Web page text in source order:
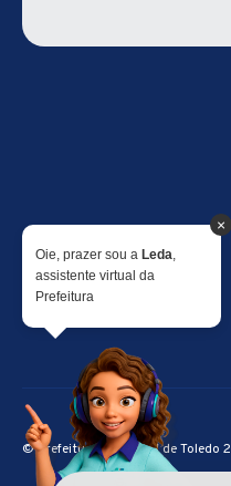
© Prefeitura Municipal de Toledo
×
Oie, prazer sou a Leda,
assistente virtual da
Prefeitura